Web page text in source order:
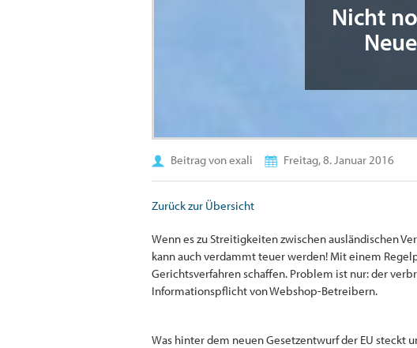
Nicht
Beitrag von exali Freitag, 8. Januar 2016
Zurück zur Übersicht
Wenn es zu Streitigkeiten zwischen ausländischen
kann auch verdammt teuer werden! Mit einem
Gerichtsverfahren schaffen. Problem ist nur: der
Informationspflicht von Webshop-Betreibern.
Was hinter dem neuen Gesetzentwurf der EU steckt